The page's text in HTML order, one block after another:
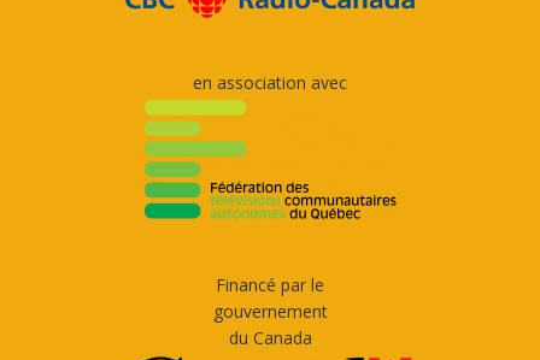
en association avec
Financé par le
gouvernement
du Canada